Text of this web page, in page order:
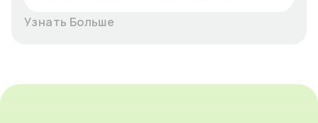
Узнать Больше